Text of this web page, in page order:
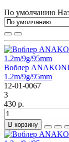
По умолчанию
Воблер
1.2m/9g/95mm
12-01-0067
3
430 р.
В корзину